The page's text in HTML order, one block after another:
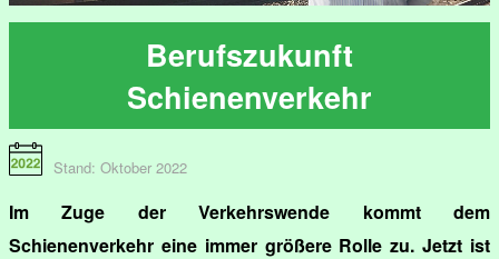
Berufszukunft
Schienenverkehr
Stand: Oktober 2022
Im Zuge der Verkehrswende kommt dem
Schienenverkehr eine immer größere Rolle zu. Jetzt ist